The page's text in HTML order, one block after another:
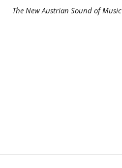
The New Austrian Sound of Music